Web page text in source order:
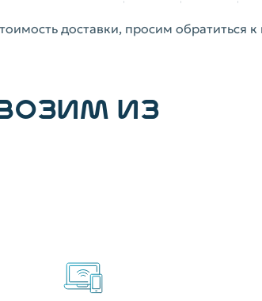
доставки, просим обратиться
ИЗ